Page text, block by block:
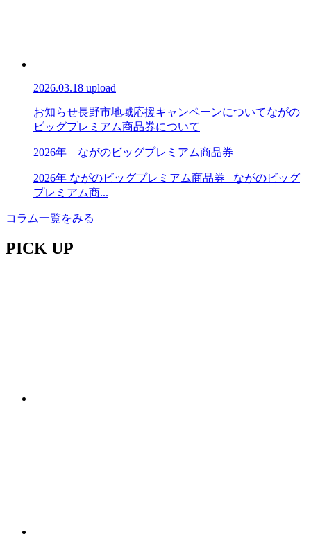
2026.03.18 upload
お知らせ長野市地域応援キャンペーンについてながの
ビッグプレミアム商品券について
2026年 ながのビッグプレミアム商品券
2026年 ながのビッグプレミアム商品券 ながのビッグ
プレミアム商...
コラム一覧をみる
PICK UP